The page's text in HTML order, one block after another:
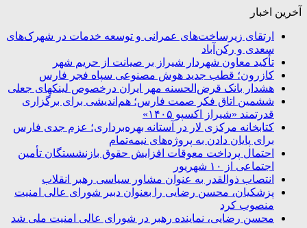
آخرین اخبار
ارتقای زیرساخت‌های عمرانی و توسعه خدمات در شهرک‌های
سعدی و رکن‌آباد
تأکید معاون شهردار شیراز بر صیانت از حریم شهر
کازرون؛ قطب جدید هوش مصنوعی سپاه فجر فارس
هشدار بانک قرض‌الحسنه مهر ایران درخصوص لینکهای جعلی
ششمین اتاق فکر صمت فارس؛ هم‌اندیشی برای برگزاری
قدرتمند «شیراز اکسپو ۱۴۰۵»
کتابخانه مرکزی لار در آستانه بهره‌برداری؛ عزم جدی فارس
برای پایان دادن به پروژه‌های نیمه‌تمام
احتمال پرداخت معوقات افزایش حقوق بازنشستگان تأمین
اجتماعی از ۱۰ شهریور
انتصاب ذوالقدر به عنوان مشاور سیاسی رهبر انقلاب
پزشکیان، محسن رضایی را بعنوان دبیر شورای عالی امنیت
منصوب کرد
محسن رضایی، نماینده رهبر در شورای عالی امنیت ملی شد